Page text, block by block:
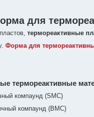
для
термореактивные
Форма для
термореактивные
компаунд (SMC)
компаунд (BMC)